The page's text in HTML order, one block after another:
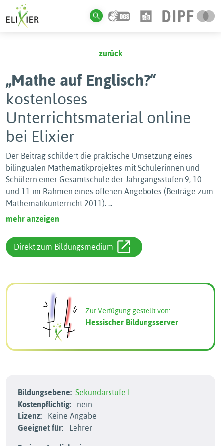
zurück
„Mathe auf Englisch?“
kostenloses
Unterrichtsmaterial online
bei Elixier
Der Beitrag schildert die praktische Umsetzung eines
bilingualen Mathematikprojektes mit Schülerinnen und
Schülern einer Gesamtschule der Jahrgangsstufen 9, 10
und 11 im Rahmen eines offenen Angebotes (Beiträge zum
Mathematikunterricht 2011). ...
mehr anzeigen
Direkt zum Bildungsmedium
Zur Verfügung gestellt von:
Hessischer Bildungsserver
Bildungsebene: Sekundarstufe I
Kostenpflichtig:
nein
Lizenz:
Keine Angabe
Geeignet für:
Lehrer